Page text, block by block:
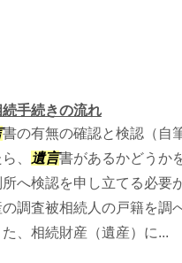
手続きの流れ
書の有無の確認と検認（自
、
遺言書があるかどうか
所へ検認を申し立てる必
調査被相続人の戸籍を調
た、相続財産（遺産）に...